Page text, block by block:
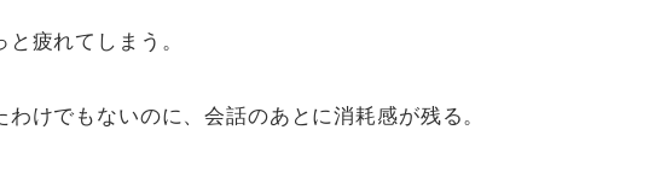
疲れてしまう。
けでもないのに、会話のあとに消耗感が残る。